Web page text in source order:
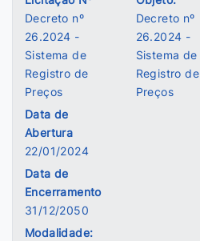
Decreto nº
26.2024 -
Sistema de
Registro de
Preços
Data de
Abertura
22/01/2024
Data de
Encerramento
31/12/2050
Modalidade:
Decreto nº
26.2024 -
Sistema de
Registro de
Preços